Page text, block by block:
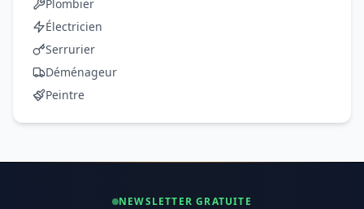
Plombier
Électricien
Serrurier
Déménageur
Peintre
NEWSLETTER GRATUITE